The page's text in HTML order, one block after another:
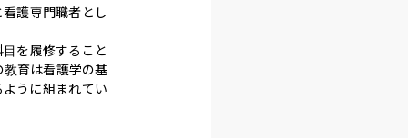
護専門職者とし
を履修すること
育は看護学の基
うに組まれてい